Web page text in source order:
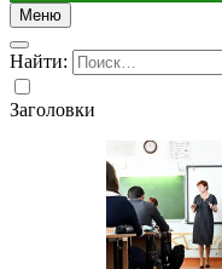
Меню
Найти:
Заголовки